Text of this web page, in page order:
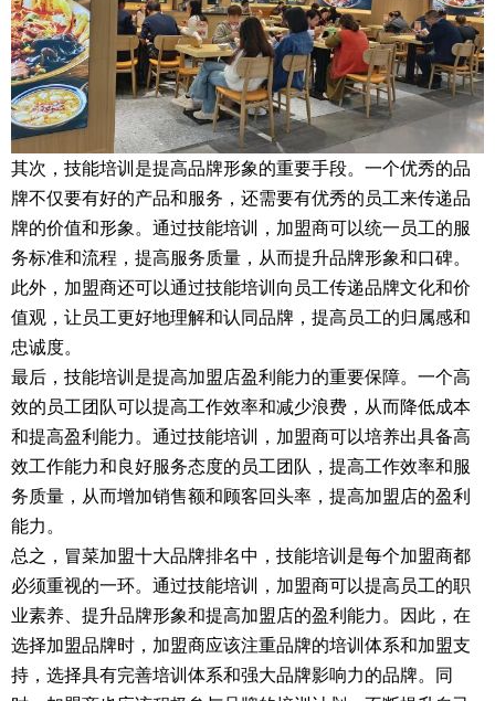
其次，技能培训是提高品牌形象的重要手段。一个优秀的品
牌不仅要有好的产品和服务，还需要有优秀的员工来传递品
牌的价值和形象。通过技能培训，加盟商可以统一员工的服
务标准和流程，提高服务质量，从而提升品牌形象和口碑。
此外，加盟商还可以通过技能培训向员工传递品牌文化和价
值观，让员工更好地理解和认同品牌，提高员工的归属感和
忠诚度。
最后，技能培训是提高加盟店盈利能力的重要保障。一个高
效的员工团队可以提高工作效率和减少浪费，从而降低成本
和提高盈利能力。通过技能培训，加盟商可以培养出具备高
效工作能力和良好服务态度的员工团队，提高工作效率和服
务质量，从而增加销售额和顾客回头率，提高加盟店的盈利
能力。
总之，冒菜加盟十大品牌排名中，技能培训是每个加盟商都
必须重视的一环。通过技能培训，加盟商可以提高员工的职
业素养、提升品牌形象和提高加盟店的盈利能力。因此，在
选择加盟品牌时，加盟商应该注重品牌的培训体系和加盟支
持，选择具有完善培训体系和强大品牌影响力的品牌。同